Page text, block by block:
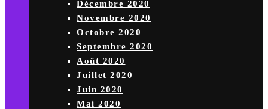
Décembre 2020
Novembre 2020
Octobre 2020
Septembre 2020
Août 2020
Juillet 2020
Juin 2020
Mai 2020